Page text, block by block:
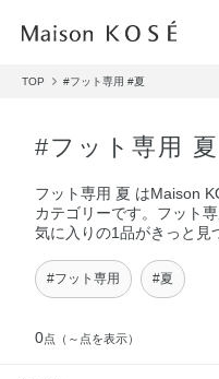
TOP #フット専用 #夏
#フット専用
フット専用 夏 はMaison
カテゴリーです。フット
気に入りの1品がきっと見
#フット専用 #夏
0点 （～点を表示）